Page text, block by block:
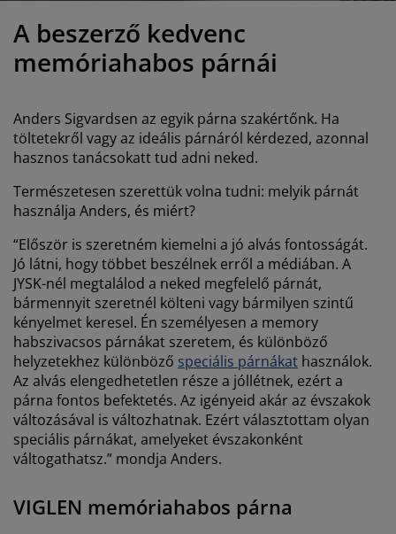
matracok
és kiegészítők
világítás
kiegészítők
A beszerző kedvenc
memóriahabos párnái
Anders Sigvardsen az egyik párna szakértőnk. Ha
töltetekről vagy az ideális párnáról kérdezed, azonnal
hasznos tanácsokatt tud adni neked.
Természetesen szerettük volna tudni: melyik párnát
használja Anders, és miért?
“Először is szeretném kiemelni a jó alvás fontosságát.
Jó látni, hogy többet beszélnek erről a médiában. A
JYSK-nél megtalálod a neked megfelelő párnát,
bármennyit szeretnél költeni vagy bármilyen szintű
kényelmet keresel. Én személyesen a memory
habszivacsos párnákat szeretem, és különböző
helyzetekhez különböző speciális párnákat használok.
Az alvás elengedhetetlen része a jóllétnek, ezért a
párna fontos befektetés. Az igényeid akár az évszakok
változásával is változhatnak. Ezért választottam olyan
speciális párnákat, amelyeket évszakonként
váltogathatsz.” mondja Anders.
VIGLEN memóriahabos párna